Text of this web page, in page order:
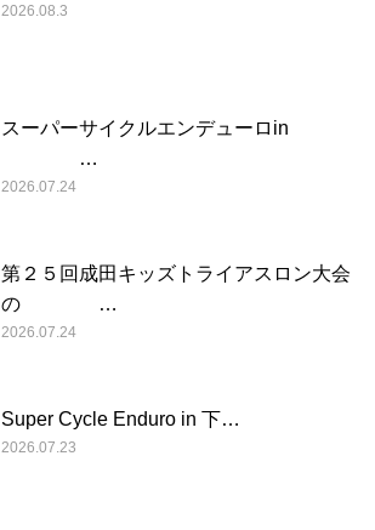
2026.08.3
スーパーサイクルエンデューロin
…
2026.07.24
第２５回成田キッズトライアスロン大会
の …
2026.07.24
Super Cycle Enduro in 下…
2026.07.23